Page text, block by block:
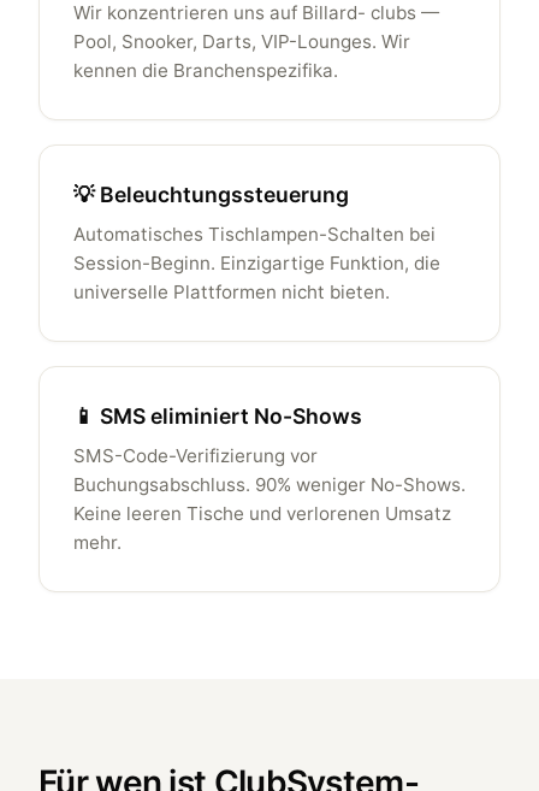
Wir konzentrieren uns auf Billard- clubs —
Pool, Snooker, Darts, VIP-Lounges. Wir
kennen die Branchenspezifika.
💡 Beleuchtungssteuerung
Automatisches Tischlampen-Schalten bei
Session-Beginn. Einzigartige Funktion, die
universelle Plattformen nicht bieten.
📱 SMS eliminiert No-Shows
SMS-Code-Verifizierung vor
Buchungsabschluss. 90% weniger No-Shows.
Keine leeren Tische und verlorenen Umsatz
mehr.
Für wen ist ClubSystem-